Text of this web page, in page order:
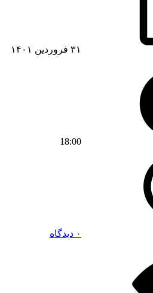
۳۱ فروردین ۱۴۰۱
18:00
۰ دیدگاه